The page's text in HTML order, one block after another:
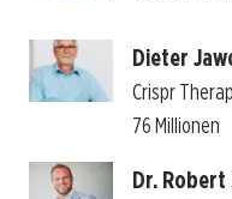
Dieter
Crispr
76 Millionen
Dr. Robert